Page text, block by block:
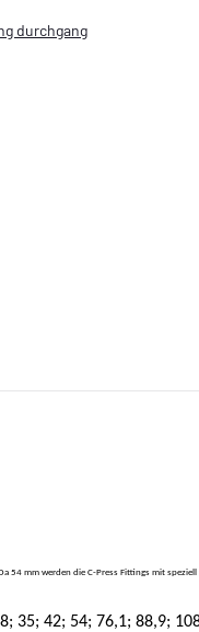
durchgang
mm werden die C-Press Fittings mit
35; 42; 54; 76,1; 88,9;